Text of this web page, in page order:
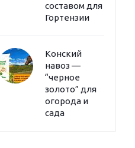
составом для
Гортензии
Конский
навоз —
“черное
золото” для
огорода и
сада